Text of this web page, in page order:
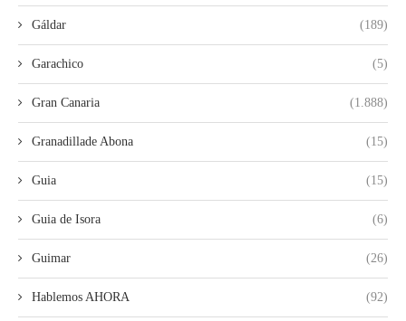
Gáldar (189)
Garachico (5)
Gran Canaria (1.888)
Granadillade Abona (15)
Guia (15)
Guia de Isora (6)
Guimar (26)
Hablemos AHORA (92)